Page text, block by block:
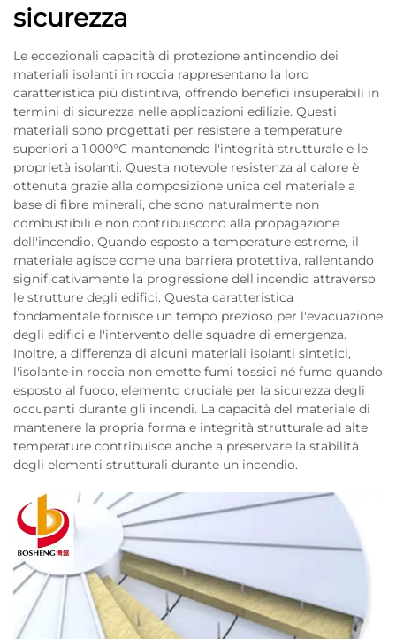
sicurezza
Le eccezionali capacità di protezione antincendio dei
materiali isolanti in roccia rappresentano la loro
caratteristica più distintiva, offrendo benefici insuperabili in
termini di sicurezza nelle applicazioni edilizie. Questi
materiali sono progettati per resistere a temperature
superiori a 1.000°C mantenendo l'integrità strutturale e le
proprietà isolanti. Questa notevole resistenza al calore è
ottenuta grazie alla composizione unica del materiale a
base di fibre minerali, che sono naturalmente non
combustibili e non contribuiscono alla propagazione
dell'incendio. Quando esposto a temperature estreme, il
materiale agisce come una barriera protettiva, rallentando
significativamente la progressione dell'incendio attraverso
le strutture degli edifici. Questa caratteristica
fondamentale fornisce un tempo prezioso per l'evacuazione
degli edifici e l'intervento delle squadre di emergenza.
Inoltre, a differenza di alcuni materiali isolanti sintetici,
l'isolante in roccia non emette fumi tossici né fumo quando
esposto al fuoco, elemento cruciale per la sicurezza degli
occupanti durante gli incendi. La capacità del materiale di
mantenere la propria forma e integrità strutturale ad alte
temperature contribuisce anche a preservare la stabilità
degli elementi strutturali durante un incendio.